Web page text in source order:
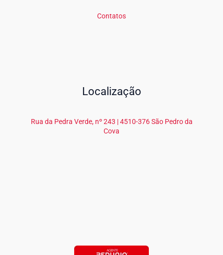
Contatos
Localização
Rua da Pedra Verde, nº 243 | 4510-376 São Pedro da
Cova